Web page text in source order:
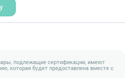
подлежащие сертификации, имеют
которая будет предоставлена вместе с